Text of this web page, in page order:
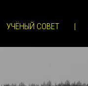
УЧЁНЫЙ СОВЕТ |